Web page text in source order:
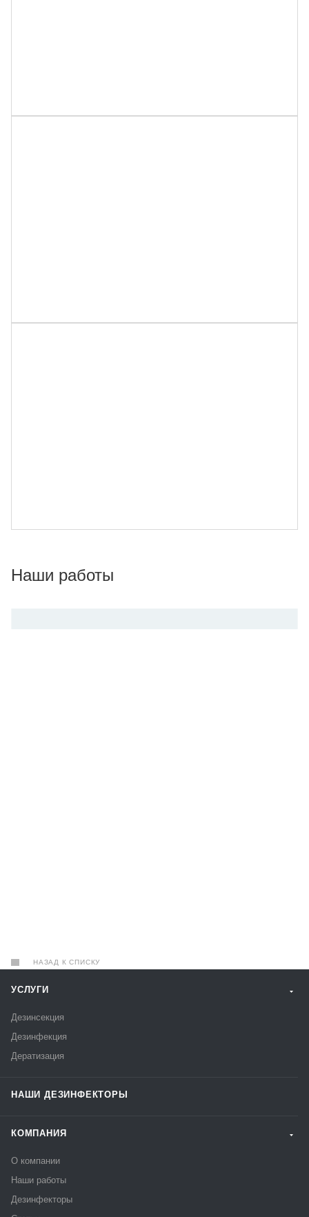
Наши работы
НАЗАД К СПИСКУ
УСЛУГИ
Дезинсекция
Дезинфекция
Дератизация
НАШИ ДЕЗИНФЕКТОРЫ
КОМПАНИЯ
О компании
Наши работы
Дезинфекторы